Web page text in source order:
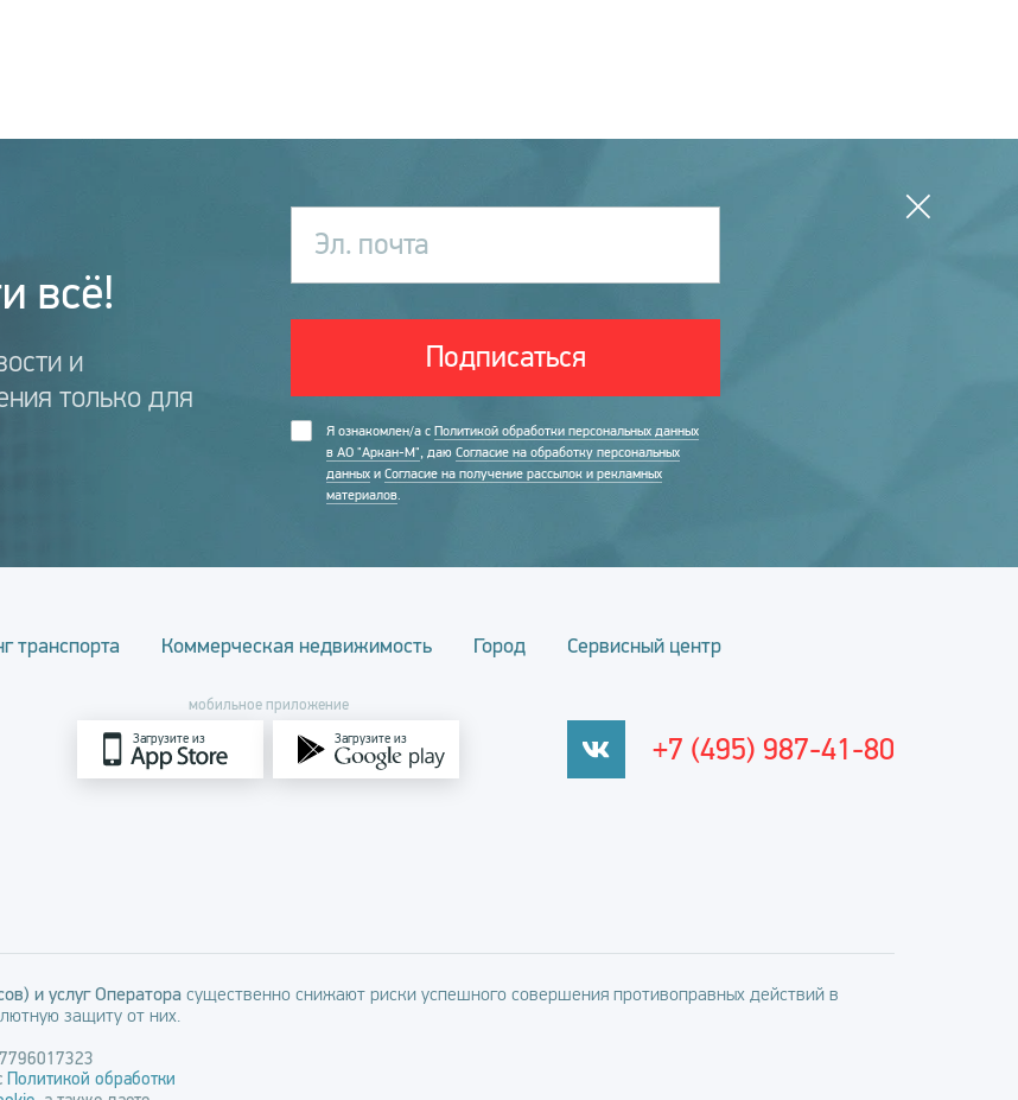
всё!
и
только для
Эл. почта
Подписаться
Я ознакомлен/а с Политикой обработки персональных данных
в АО "Аркан-М", даю Согласие на обработку персональных
данных и Согласие на получение рассылок и рекламных
материалов.
транспорта Коммерческая недвижимость Город Сервисный центр
мобильное приложение
Загрузите из Загрузите из +7 (495) 987-41-80
и услуг Оператора существенно снижают риски успешного совершения противоправных действий в
защиту от них.
Политикой обработки